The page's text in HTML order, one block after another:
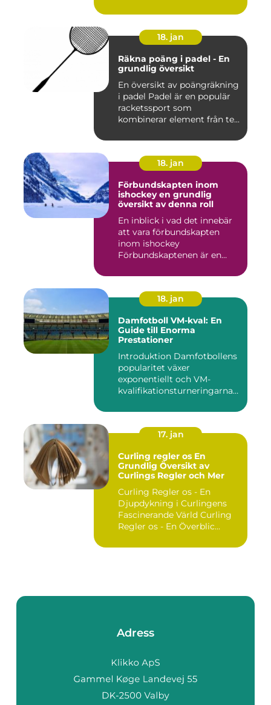
18. jan
Räkna poäng i padel - En
grundlig översikt
En översikt av poängräkning
i padel Padel är en populär
racketssport som
kombinerar element från te...
18. jan
Förbundskapten inom
ishockey en grundlig
översikt av denna roll
En inblick i vad det innebär
att vara förbundskapten
inom ishockey
Förbundskaptenen är en
18. jan
Damfotboll VM-kval: En
Guide till Enorma
Prestationer
Introduktion Damfotbollens
popularitet växer
exponentiellt och VM-
kvalifikationsturneringarna
17. jan
Curling regler os En
Grundlig Översikt av
Curlings Regler och Mer
Curling Regler os - En
Djupdykning i Curlingens
Fascinerande Värld Curling
Regler os - En Överblic...
Adress